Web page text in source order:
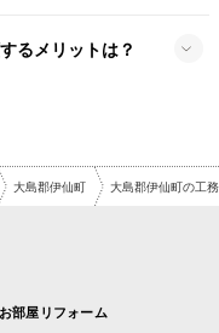
るメリットは？
大島郡伊仙町 大島郡伊仙町の工
部屋リフォーム